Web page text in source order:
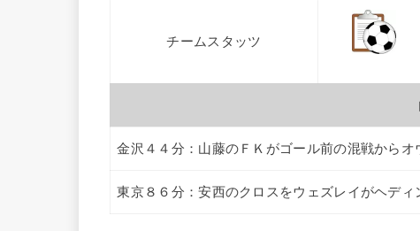
チームスタッツ
金沢４４分：山藤のＦＫがゴール前の混戦からオ
東京８６分：安西のクロスをウェズレイがヘディ